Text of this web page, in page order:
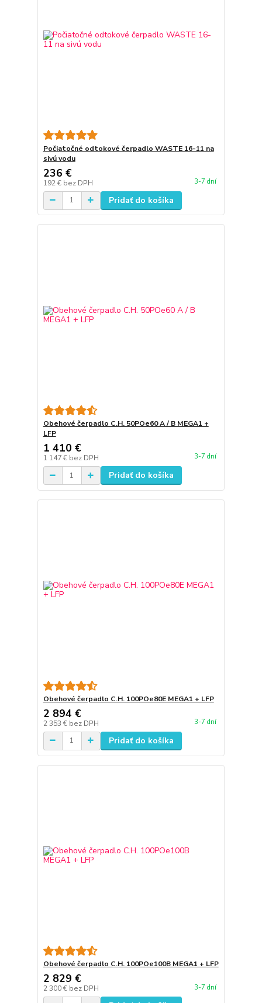
Počiatočné odtokové čerpadlo WASTE 16-11 na
sivú vodu
236 €
192 € bez DPH 3-7 dní
Pridať do košíka
Obehové čerpadlo C.H. 50POe60 A / B MEGA1 +
LFP
1 410 €
1 147 € bez DPH 3-7 dní
Pridať do košíka
Obehové čerpadlo C.H. 100POe80E MEGA1 + LFP
2 894 €
2 353 € bez DPH 3-7 dní
Pridať do košíka
Obehové čerpadlo C.H. 100POe100B MEGA1 + LFP
2 829 €
2 300 € bez DPH 3-7 dní